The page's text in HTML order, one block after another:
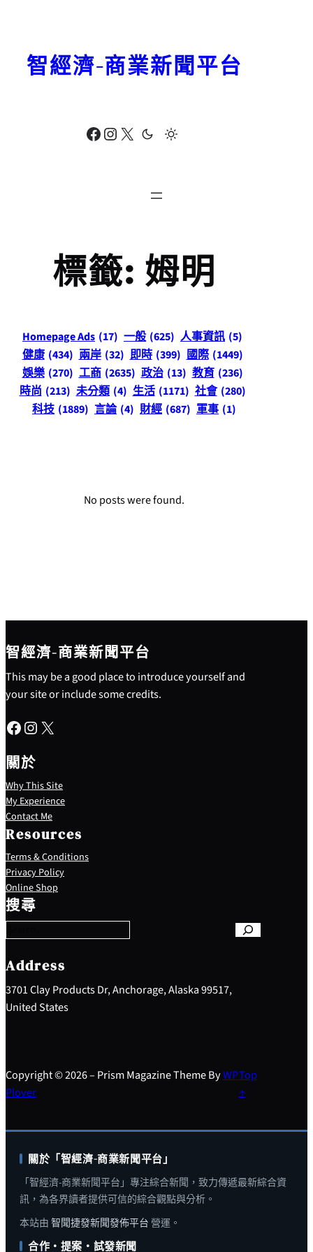
Facebook Instagram X
智經濟-商業新聞平台
標籤: 姆明
Homepage Ads (17) 一般 (625) 人事資訊 (5)
健康 (434) 兩岸 (32) 即時 (399) 國際 (1449)
娛樂 (270) 工商 (2635) 政治 (13) 教育 (236)
時尚 (213) 未分類 (4) 生活 (1171) 社會 (280)
科技 (1889) 言論 (4) 財經 (687) 軍事 (1)
No posts were found.
智經濟-商業新聞平台
This may be a good place to introduce yourself and
your site or include some credits.
Facebook Instagram X
關於
Why This Site
My Experience
Contact Me
Resources
Terms & Conditions
Privacy Policy
Online Shop
搜尋
S
e
a
c
h
Address
3701 Clay Products Dr, Anchorage, Alaska 99517,
United States
Copyright © 2026 – Prism Magazine Theme ByWP
Plover
Top
↑
關於「智經濟-商業新聞平台」
「智經濟-商業新聞平台」專注綜合新聞，致力傳遞最新綜合資
訊，為各界讀者提供可信的綜合觀點與分析。
本站由 智聞捷發新聞發佈平台 營運。
合作・提案・試發新聞